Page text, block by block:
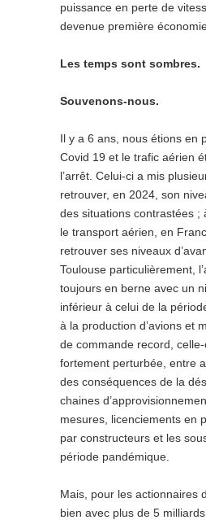
puissance en perte de
devenue première
Les temps sont sombres.
Souvenons-nous.
Il y a 6 ans, nous étions en
Covid 19 et le trafic aérien
l’arrêt. Celui-ci a mis
retrouver, en 2024, son
des situations contrastées ;
le transport aérien, en
retrouver ses niveaux
Toulouse particulièrement,
toujours en berne avec un
inférieur à celui de la
à la production d’avions et
de commande record,
fortement perturbée, entre
des conséquences de la
chaines
mesures, licenciements en
par constructeurs et les
période pandémique.
Mais, pour les actionnaires
bien avec plus de 5